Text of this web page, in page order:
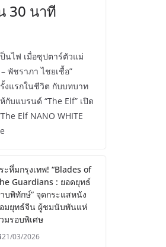
30 นาที
นไฟ เมื่อซุปตาร์ตัวแม่
พัชราภา ไชยเชื้อ”
งแรกในชีวิต กับบทบาท
กับแบรนด์ “The Elf” เปิด
Elf NANO WHITE
ะหึ่มกรุงเทพ! “Blades of
Guardians : ยอดยุทธ์
บพิทักษ์” จุดกระแสหนัง
มยุทธ์จีน ผู้ชมนับพันแห่
มรอบพิเศษ
21/03/2026